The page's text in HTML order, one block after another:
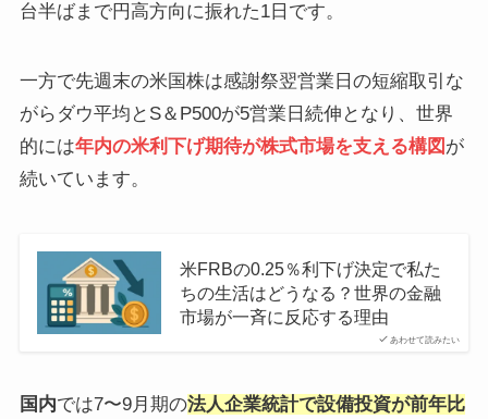
台半ばまで円高方向に振れた1日です。
一方で先週末の米国株は感謝祭翌営業日の短縮取引な
がらダウ平均とS＆P500が5営業日続伸となり、世界
的には年内の米利下げ期待が株式市場を支える構図 が
続いています。
あわせて読みたい
米FRBの0.25％利下げ決定で私た
ちの生活はどうなる？世界の金融
市場が一斉に反応する理由
国内では7〜9月期の法人企業統計で設備投資が前年比